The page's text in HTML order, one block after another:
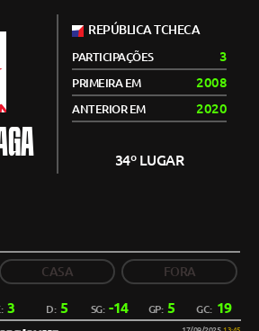
REPÚBLICA TCHECA
PARTICIPAÇÕES 3
PRIMEIRA EM 2008
ANTERIOR EM 2020
34º LUGAR
CASA FORA
3 D:5 SG: -14 GP: 5 GC: 19